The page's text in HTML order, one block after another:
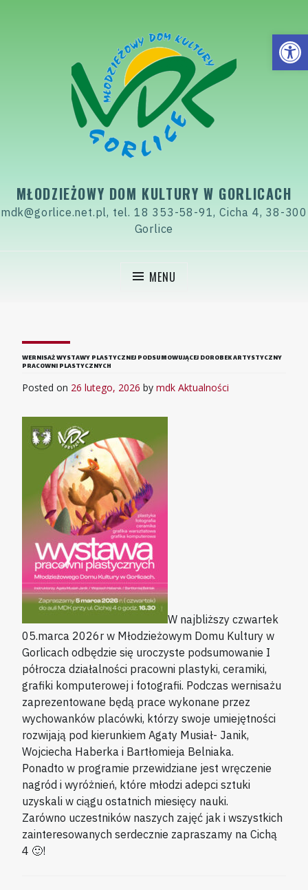
MŁODZIEŻOWY DOM KULTURY W GORLICACH
mdk@gorlice.net.pl, tel. 18 353-58-91, Cicha 4, 38-300
Gorlice
MENU
WERNISAŻ WYSTAWY PLASTYCZNEJ PODSUMOWUJĄCEJ DOROBEK ARTYSTYCZNY
PRACOWNI PLASTYCZNYCH
Posted on 26 lutego, 2026 by mdk Aktualności
W najbliższy czwartek
05.marca 2026r w Młodzieżowym Domu Kultury w
Gorlicach odbędzie się uroczyste podsumowanie I
półrocza działalności pracowni plastyki, ceramiki,
grafiki komputerowej i fotografii. Podczas wernisażu
zaprezentowane będą prace wykonane przez
wychowanków placówki, którzy swoje umiejętności
rozwijają pod kierunkiem Agaty Musiał- Janik,
Wojciecha Haberka i Bartłomieja Belniaka.
Ponadto w programie przewidziane jest wręczenie
nagród i wyróżnień, które młodzi adepci sztuki
uzyskali w ciągu ostatnich miesięcy nauki.
Zarówno uczestników naszych zajęć jak i wszystkich
zainteresowanych serdecznie zapraszamy na Cichą
4 🙂!